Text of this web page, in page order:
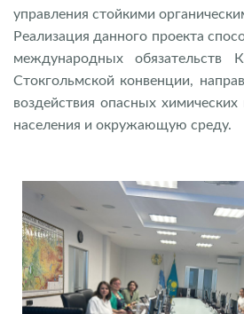
управления стойкими
Реализация данного проекта
международных обязательств
Стокгольмской конвенции,
воздействия опасных
населения и окружающую среду.